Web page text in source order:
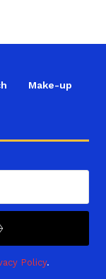
Make-up
Policy.